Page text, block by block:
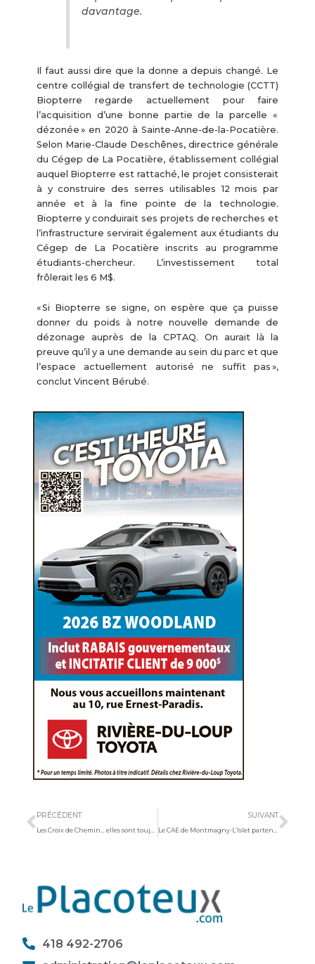
davantage.
Il faut aussi dire que la donne a depuis changé. Le
centre collégial de transfert de technologie (CCTT)
Biopterre regarde actuellement pour faire
l’acquisition d’une bonne partie de la parcelle «
dézonée » en 2020 à Sainte-Anne-de-la-Pocatière.
Selon Marie-Claude Deschênes, directrice générale
du Cégep de La Pocatière, établissement collégial
auquel Biopterre est rattaché, le projet consisterait
à y construire des serres utilisables 12 mois par
année et à la fine pointe de la technologie.
Biopterre y conduirait ses projets de recherches et
l’infrastructure servirait également aux étudiants du
Cégep de La Pocatière inscrits au programme
étudiants-chercheur. L’investissement total
frôlerait les 6 M$.
« Si Biopterre se signe, on espère que ça puisse
donner du poids à notre nouvelle demande de
dézonage auprès de la CPTAQ. On aurait là la
preuve qu’il y a une demande au sein du parc et que
l’espace actuellement autorisé ne suffit pas »,
conclut Vincent Bérubé.
PRÉCÉDENT
Les Croix de Chemin… elles sont toujours là
SUIVANT
Le CAE de Montmagny-L’Islet partenaire de la région à la Foire nationale de l’emploi
418 492-2706